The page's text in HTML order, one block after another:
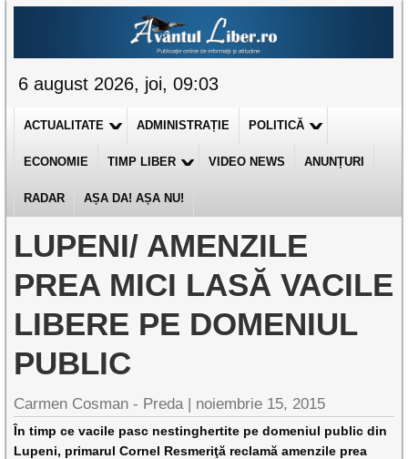
6 august 2026, joi, 09:03
ACTUALITATE ADMINISTRAȚIE POLITICĂ
ECONOMIE TIMP LIBER VIDEO NEWS ANUNȚURI
RADAR AȘA DA! AȘA NU!
LUPENI/ AMENZILE
PREA MICI LASĂ VACILE
LIBERE PE DOMENIUL
PUBLIC
Carmen Cosman - Preda | noiembrie 15, 2015
În timp ce vacile pasc nestinghertite pe domeniul public din
Lupeni, primarul Cornel Resmeriţă reclamă amenzile prea